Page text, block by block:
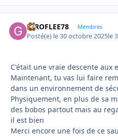
GIROFLEE78 Membres
Posté(e) le 30 octobre 2025le
C'était une vraie descente aux
Maintenant, tu vas lui faire
dans un environnement de
Physiquement, en plus de sa
des bobos partout mais au
il est bien
Merci encore une fois de ce